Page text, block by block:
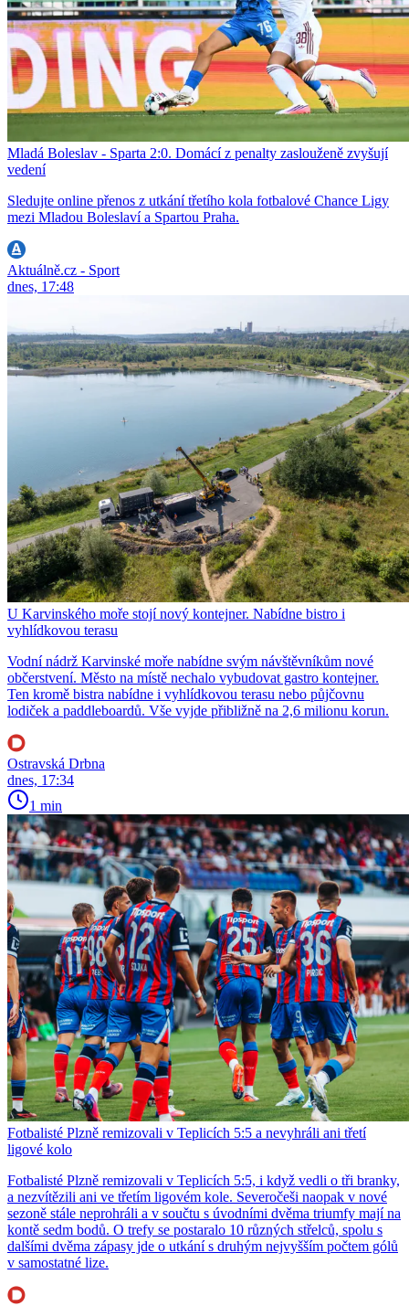
Mladá Boleslav - Sparta 2:0. Domácí z penalty zaslouženě zvyšují
vedení
Sledujte online přenos z utkání třetího kola fotbalové Chance Ligy
mezi Mladou Boleslaví a Spartou Praha.
Aktuálně.cz - Sport
dnes, 17:48
U Karvinského moře stojí nový kontejner. Nabídne bistro i
vyhlídkovou terasu
Vodní nádrž Karvinské moře nabídne svým návštěvníkům nové
občerstvení. Město na místě nechalo vybudovat gastro kontejner.
Ten kromě bistra nabídne i vyhlídkovou terasu nebo půjčovnu
lodiček a paddleboardů. Vše vyjde přibližně na 2,6 milionu korun.
Ostravská Drbna
dnes, 17:34
1 min
Fotbalisté Plzně remizovali v Teplicích 5:5 a nevyhráli ani třetí
ligové kolo
Fotbalisté Plzně remizovali v Teplicích 5:5, i když vedli o tři branky,
a nezvítězili ani ve třetím ligovém kole. Severočeši naopak v nové
sezoně stále neprohráli a v součtu s úvodními dvěma triumfy mají na
kontě sedm bodů. O trefy se postaralo 10 různých střelců, spolu s
dalšími dvěma zápasy jde o utkání s druhým nejvyšším počtem gólů
v samostatné lize.